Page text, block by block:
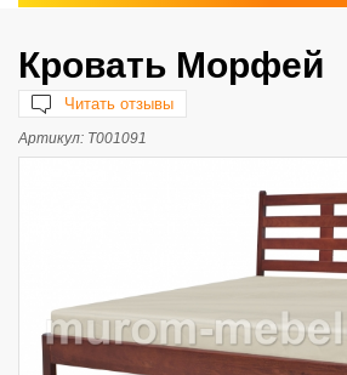
Кровать Морфей
Читать отзывы
Артикул: Т001091